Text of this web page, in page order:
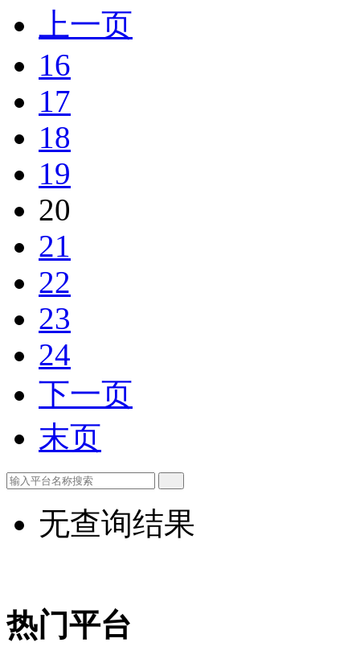
上一页
16
17
18
19
20
21
22
23
24
下一页
末页
无查询结果
热门平台